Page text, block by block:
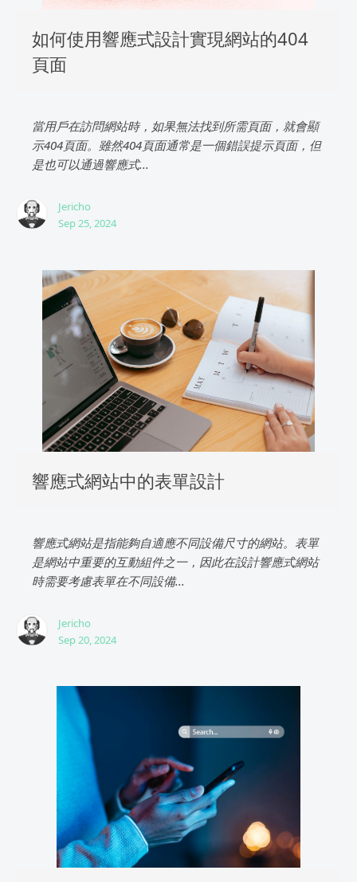
如何使用響應式設計實現網站的404
頁面
當用戶在訪問網站時，如果無法找到所需頁面，就會顯
示404頁面。雖然404頁面通常是一個錯誤提示頁面，但
是也可以通過響應式...
Jericho
Sep 25, 2024
響應式網站中的表單設計
響應式網站是指能夠自適應不同設備尺寸的網站。表單
是網站中重要的互動組件之一，因此在設計響應式網站
時需要考慮表單在不同設備...
Jericho
Sep 20, 2024